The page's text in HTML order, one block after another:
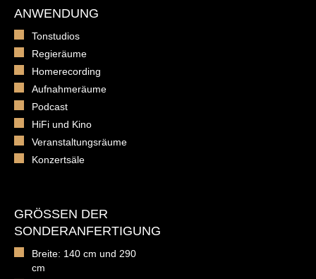
ANWENDUNG
Tonstudios
Regieräume
Homerecording
Aufnahmeräume
Podcast
HiFi und Kino
Veranstaltungsräume
Konzertsäle
GRÖSSEN DER S
ONDERANFERTIGUNG
Breite: 140 cm und 290
cm